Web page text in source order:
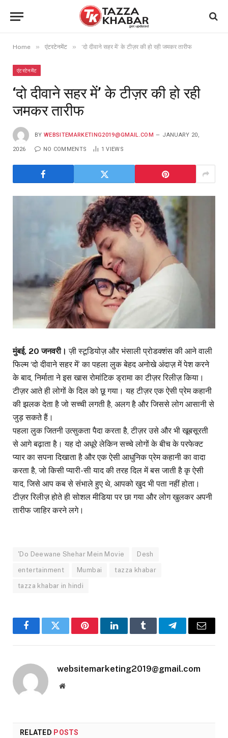
Home » एंटरटेनमेंट » ‘दो दीवाने सहर में’ के टीज़र की हो रही जमकर तारीफ
एंटरटेनमेंट
‘दो दीवाने सहर में’ के टीज़र की हो रही
जमकर तारीफ
BY WEBSITEMARKETING2019@GMAIL.COM JANUARY 20,
2026 NO COMMENTS 1VIEWS
मुंबई, 20 जनवरी। ज़ी स्टूडियोज़ और भंसाली प्रोडक्शंस की आने वाली
फिल्म ‘दो दीवाने सहर में’ का पहला लुक बेहद अनोखे अंदाज़ में पेश करने
के बाद, निर्माता ने इस खास रोमांटिक ड्रामा का टीज़र रिलीज़ किया।
टीज़र आते ही लोगों के दिल को छू गया। यह टीज़र एक ऐसी प्रेम कहानी
की झलक देता है जो सच्ची लगती है, अलग है और जिससे लोग आसानी से
जुड़ सकते हैं।
पहला लुक जितनी उत्सुकता पैदा करता है, टीज़र उसे और भी खूबसूरती
से आगे बढ़ाता है। यह दो अधूरे लेकिन सच्चे लोगों के बीच के परफेक्ट
प्यार का सपना दिखाता है और एक ऐसी आधुनिक प्रेम कहानी का वादा
करता है, जो किसी प्यारी-सी याद की तरह दिल में बस जाती है कृ ऐसी
याद, जिसे आप कब से संभाले हुए थे, आपको खुद भी पता नहीं होता।
टीज़र रिलीज़ होते ही सोशल मीडिया पर छा गया और लोग खुलकर अपनी
तारीफ जाहिर करने लगे।
'Do Deewane Shehar Mein Movie Desh
entertainment Mumbai tazza khabar
tazza khabar in hindi
FacebookTwitter PinterestLinkedInTumblr TelegramEmail
websitemarketing2019@gmail.com
Website
RELATED POSTS